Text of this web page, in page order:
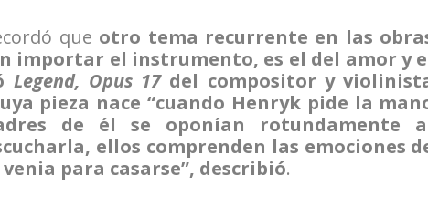
que otro tema recurrente en las
importar el instrumento, es el del amor y
Legend, Opus 17del compositor y
pieza nace “cuando Henryk pide la
de él se oponían rotundamente
ellos comprenden las emociones
para casarse”, describió.